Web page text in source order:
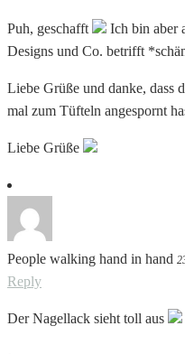
Puh, geschafft
Ich bin aber
Designs und Co. betrifft
Liebe Grüße und danke, dass
mal zum Tüfteln angespornt
Liebe Grüße
People walking hand in hand
Reply
Der Nagellack sieht toll aus